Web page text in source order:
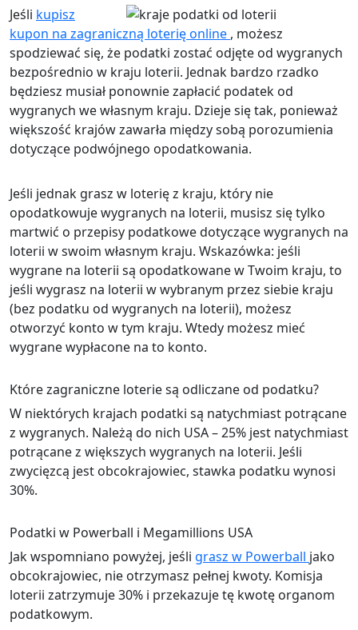
Jeśli kupisz
kupon na zagraniczną loterię online , możesz
spodziewać się, że podatki zostać odjęte od wygranych
bezpośrednio w kraju loterii. Jednak bardzo rzadko
będziesz musiał ponownie zapłacić podatek od
wygranych we własnym kraju. Dzieje się tak, ponieważ
większość krajów zawarła między sobą porozumienia
dotyczące podwójnego opodatkowania.
Jeśli jednak grasz w loterię z kraju, który nie
opodatkowuje wygranych na loterii, musisz się tylko
martwić o przepisy podatkowe dotyczące wygranych na
loterii w swoim własnym kraju. Wskazówka: jeśli
wygrane na loterii są opodatkowane w Twoim kraju, to
jeśli wygrasz na loterii w wybranym przez siebie kraju
(bez podatku od wygranych na loterii), możesz
otworzyć konto w tym kraju. Wtedy możesz mieć
wygrane wypłacone na to konto.
Które zagraniczne loterie są odliczane od podatku?
W niektórych krajach podatki są natychmiast potrącane
z wygranych. Należą do nich USA – 25% jest natychmiast
potrącane z większych wygranych na loterii. Jeśli
zwycięzcą jest obcokrajowiec, stawka podatku wynosi
30%.
Podatki w Powerball i Megamillions USA
Jak wspomniano powyżej, jeśli grasz w Powerball jako
obcokrajowiec, nie otrzymasz pełnej kwoty. Komisja
loterii zatrzymuje 30% i przekazuje tę kwotę organom
podatkowym.